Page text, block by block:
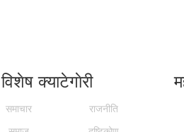
विशेष क्याटेगाेरी
समाचार
राजनीति